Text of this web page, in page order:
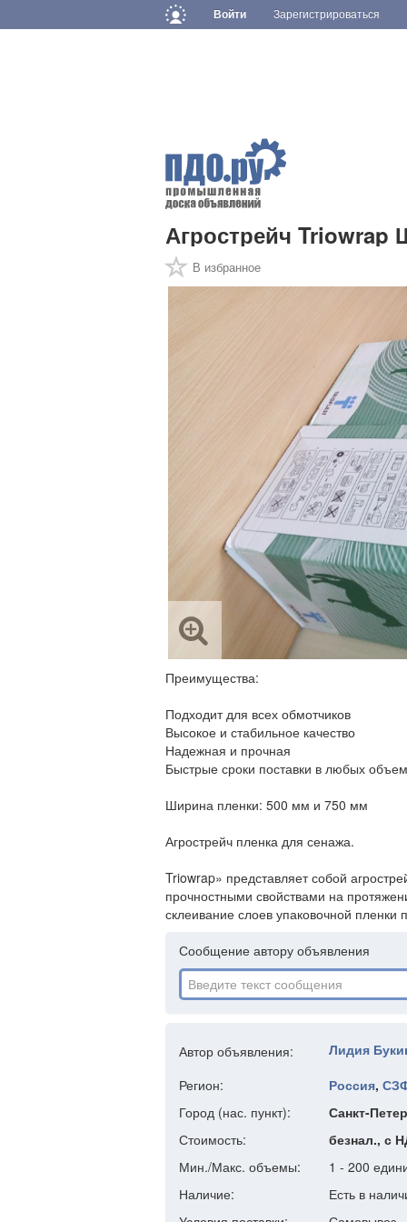
Войти Зарегистрироваться
Агрострейч Triowrap
В избранное
Преимущества:
Подходит для всех обмотчиков
Высокое и стабильное качество
Надежная и прочная
Быстрые сроки поставки в любых
Ширина пленки: 500 мм и 750 мм
Агрострейч пленка для сенажа.
Triowrap» представляет собой
прочностными свойствами на
склеивание слоев упаковочной
Сообщение автору объявления
Автор объявления:
Лидия
Регион:
Россия,
Город (нас. пункт):
Санкт-
Стоимость:
безнал., с
Мин./Макс. объемы:
1 - 200
Наличие:
Есть в